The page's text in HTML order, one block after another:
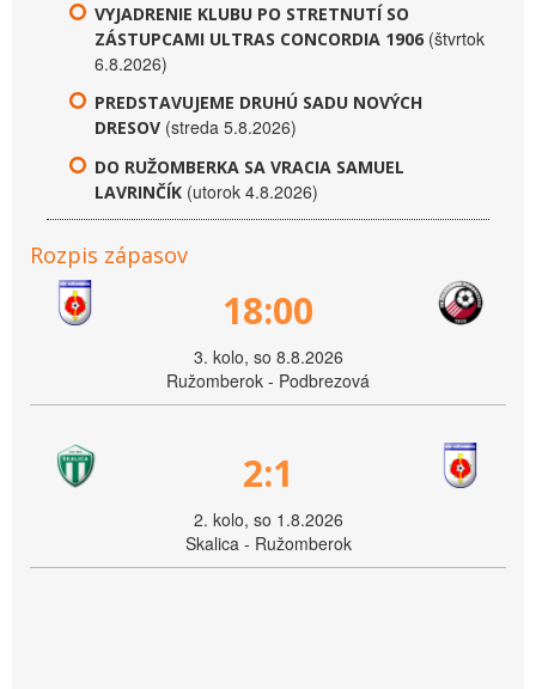
VYJADRENIE KLUBU PO STRETNUTÍ SO
ZÁSTUPCAMI ULTRAS CONCORDIA 1906 (štvrtok
6.8.2026)
PREDSTAVUJEME DRUHÚ SADU NOVÝCH
DRESOV (streda 5.8.2026)
DO RUŽOMBERKA SA VRACIA SAMUEL
LAVRINČÍK (utorok 4.8.2026)
Rozpis zápasov
18:00
3. kolo, so 8.8.2026
Ružomberok - Podbrezová
2:1
2. kolo, so 1.8.2026
Skalica - Ružomberok